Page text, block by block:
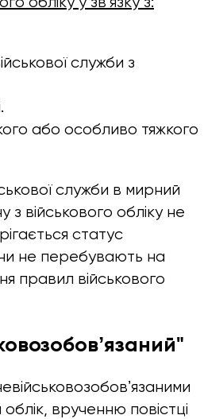
служби з
або особливо тяжкого
служби в мирний
військового обліку не
статус
не перебувають на
правил військового
облік, врученню повістці